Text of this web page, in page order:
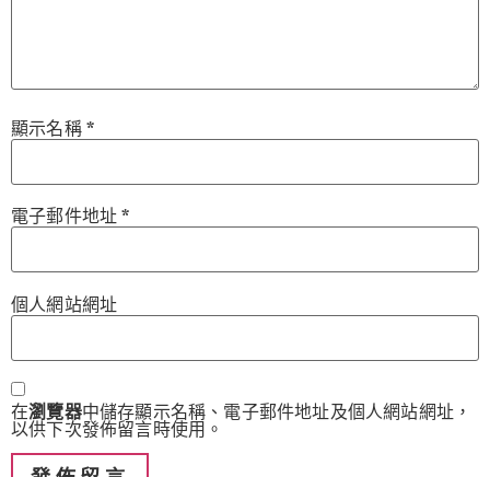
顯示名稱 *
電子郵件地址*
個人網站網址
在瀏覽器中儲存顯示名稱、電子郵件地址及個人網站網址，
以供下次發佈留言時使用。